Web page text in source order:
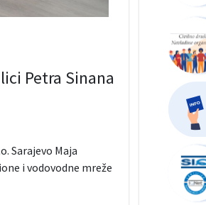
Petra Sinana
Sarajevo Maja
i vodovodne mreže